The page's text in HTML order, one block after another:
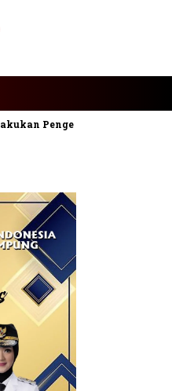
Pengembangan Pembangkit